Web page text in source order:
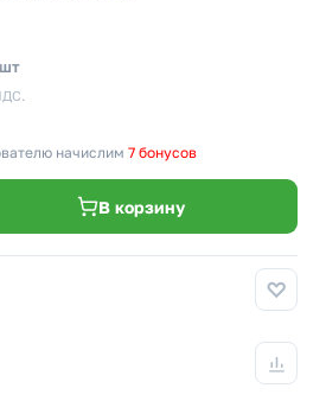
начислим 7 бонусов
В корзину